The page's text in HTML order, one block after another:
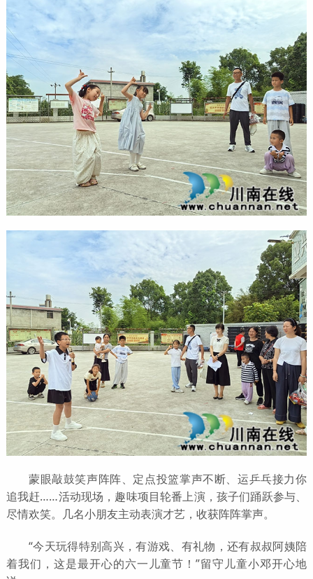
蒙眼敲鼓笑声阵阵、定点投篮掌声不断、运乒乓接力你
追我赶……活动现场，趣味项目轮番上演，孩子们踊跃参与、
尽情欢笑。几名小朋友主动表演才艺，收获阵阵掌声。
“今天玩得特别高兴，有游戏、有礼物，还有叔叔阿姨陪
着我们，这是最开心的六一儿童节！”留守儿童小邓开心地